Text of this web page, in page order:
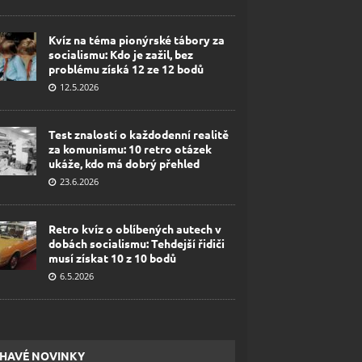
Kvíz na téma pionýrské tábory za
socialismu: Kdo je zažil, bez
problému získá 12 ze 12 bodů
12.5.2026
Test znalostí o každodenní realitě
za komunismu: 10 retro otázek
ukáže, kdo má dobrý přehled
23.6.2026
Retro kvíz o oblíbených autech v
dobách socialismu: Tehdejší řidiči
musí získat 10 z 10 bodů
6.5.2026
NOVINKY